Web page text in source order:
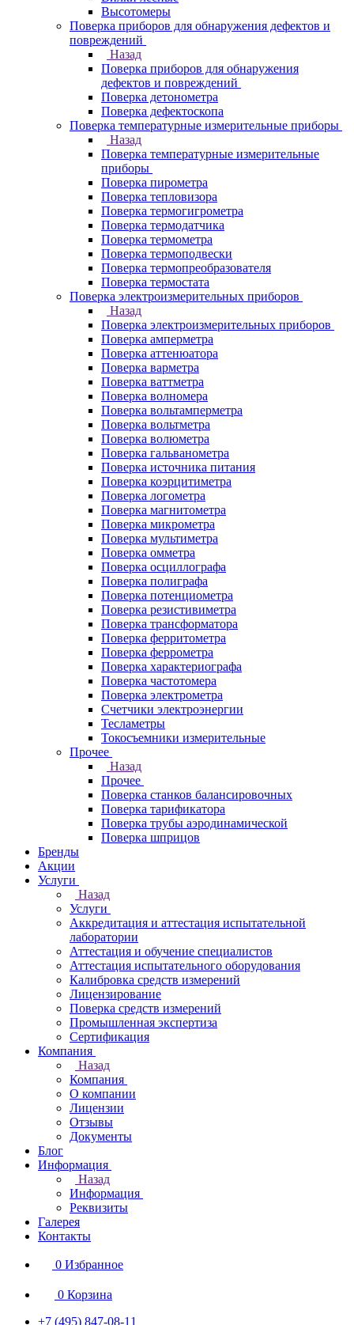
Высотомеры
Поверка приборов для обнаружения дефектов и
повреждений
Назад
Поверка приборов для обнаружения
дефектов и повреждений
Поверка детонометра
Поверка дефектоскопа
Поверка температурные измерительные приборы
Назад
Поверка температурные измерительные
приборы
Поверка пирометра
Поверка тепловизора
Поверка термогигрометра
Поверка термодатчика
Поверка термометра
Поверка термоподвески
Поверка термопреобразователя
Поверка термостата
Поверка электроизмерительных приборов
Назад
Поверка электроизмерительных приборов
Поверка амперметра
Поверка аттенюатора
Поверка варметра
Поверка ваттметра
Поверка волномера
Поверка вольтамперметра
Поверка вольтметра
Поверка волюметра
Поверка гальванометра
Поверка источника питания
Поверка коэрцитиметра
Поверка логометра
Поверка магнитометра
Поверка микрометра
Поверка мультиметра
Поверка омметра
Поверка осциллографа
Поверка полиграфа
Поверка потенциометра
Поверка резистивиметра
Поверка трансформатора
Поверка ферритометра
Поверка феррометра
Поверка характериографа
Поверка частотомера
Поверка электрометра
Счетчики электроэнергии
Тесламетры
Токосъемники измерительные
Прочее
Назад
Прочее
Поверка станков балансировочных
Поверка тарификатора
Поверка трубы аэродинамической
Поверка шприцов
Бренды
Акции
Услуги
Назад
Услуги
Аккредитация и аттестация испытательной
лаборатории
Аттестация и обучение специалистов
Аттестация испытательного оборудования
Калибровка средств измерений
Лицензирование
Поверка средств измерений
Промышленная экспертиза
Сертификация
Компания
Назад
Компания
О компании
Лицензии
Отзывы
Документы
Блог
Информация
Назад
Информация
Реквизиты
Галерея
Контакты
0 Избранное
0 Корзина
+7 (495) 847-08-11